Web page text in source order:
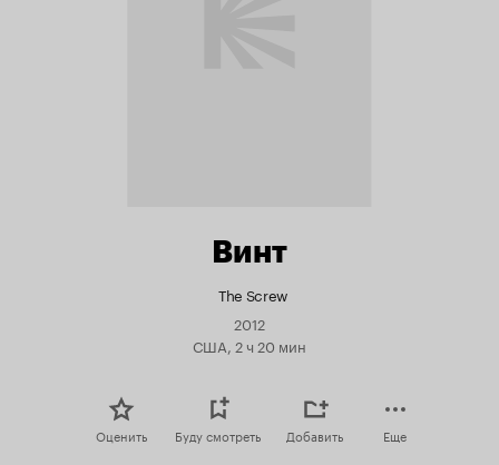
Винт
The Screw
2012
США, 2 ч 20 мин
Оценить Буду смотреть Добавить Еще